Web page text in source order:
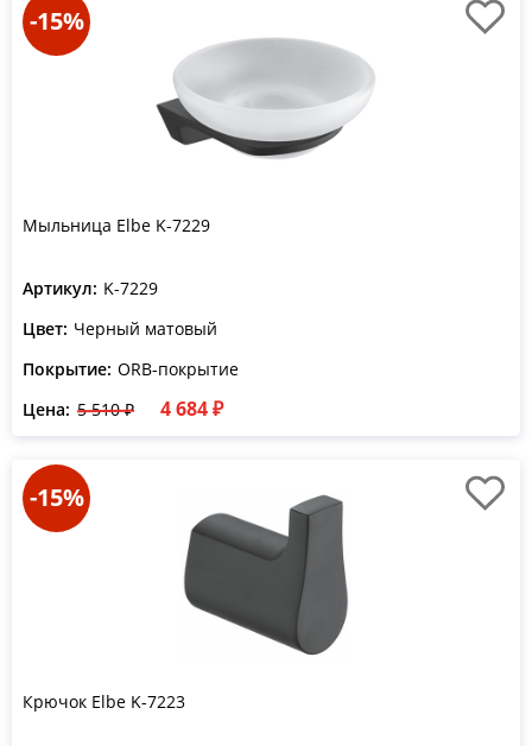
-15%
Мыльница Elbe K-7229
Артикул: K-7229
Цвет: Черный матовый
Покрытие: ORB-покрытие
Цена: 5 510 ₽ 4 684 ₽
-15%
Крючок Elbe K-7223